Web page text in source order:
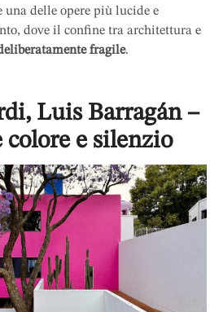
una delle opere più lucide e
dove il confine tra architettura e
fragile.
Luis Barragán –
colore e silenzio